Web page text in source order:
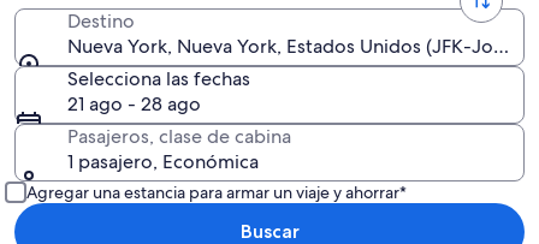
Destino
Nueva York, Nueva York, Estados Unidos (JFK-John
Selecciona las fechas
21 ago - 28 ago
Pasajeros, clase de cabina
1 pasajero, Económica
Agregar una estancia para armar un viaje y ahorrar*
Buscar